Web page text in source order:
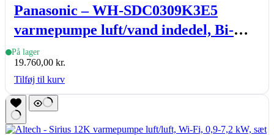
Panasonic – WH-SDC0309K3E5
varmepumpe luft/vand indedel, Bi-
blok, K-gen, R32, 3-9 kW
På lager
19.760,00 kr.
Tilføj til kurv